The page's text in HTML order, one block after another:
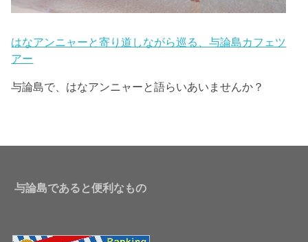
はなアンニャーと寄り道しながら巡る、与論島カフェツ
アー
与論島で、はなアンニャーと語らいあいませんか？
与論島であると便利なもの